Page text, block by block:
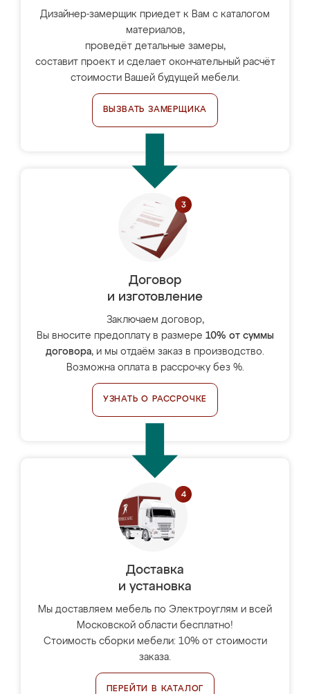
Дизайнер-замерщик приедет к Вам с каталогом
материалов,
проведёт детальные замеры,
составит проект и сделает окончательный расчёт
стоимости Вашей будущей мебели.
ВЫЗВАТЬ ЗАМЕРЩИКА
Договор
и изготовление
Заключаем договор,
Вы вносите предоплату в размере 10% от суммы
договора, и мы отдаём заказ в производство.
Возможна оплата в рассрочку без %.
УЗНАТЬ О РАССРОЧКЕ
Доставка
и установка
Мы доставляем мебель по Электроуглям и всей
Московской области бесплатно!
Стоимость сборки мебели: 10% от стоимости
заказа.
ПЕРЕЙТИ В КАТАЛОГ